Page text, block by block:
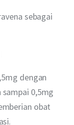
sebagai
dengan
0,5mg
obat